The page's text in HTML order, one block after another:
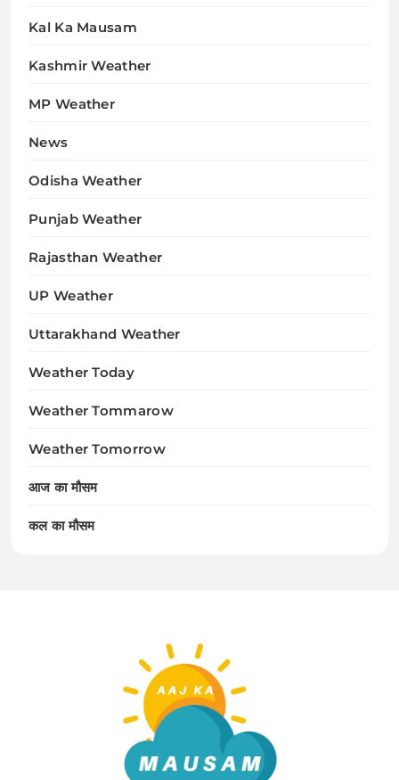
Kal Ka Mausam
Kashmir Weather
MP Weather
News
Odisha Weather
Punjab Weather
Rajasthan Weather
UP Weather
Uttarakhand Weather
Weather Today
Weather Tommarow
Weather Tomorrow
आज का मौसम
कल का मौसम